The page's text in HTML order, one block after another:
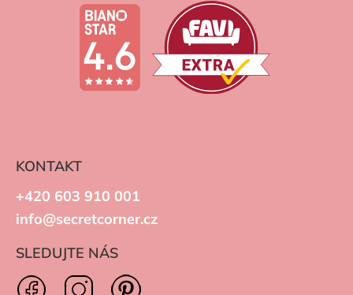
KONTAKT
+420 603 910 001
info@secretcorner.cz
SLEDUJTE NÁS